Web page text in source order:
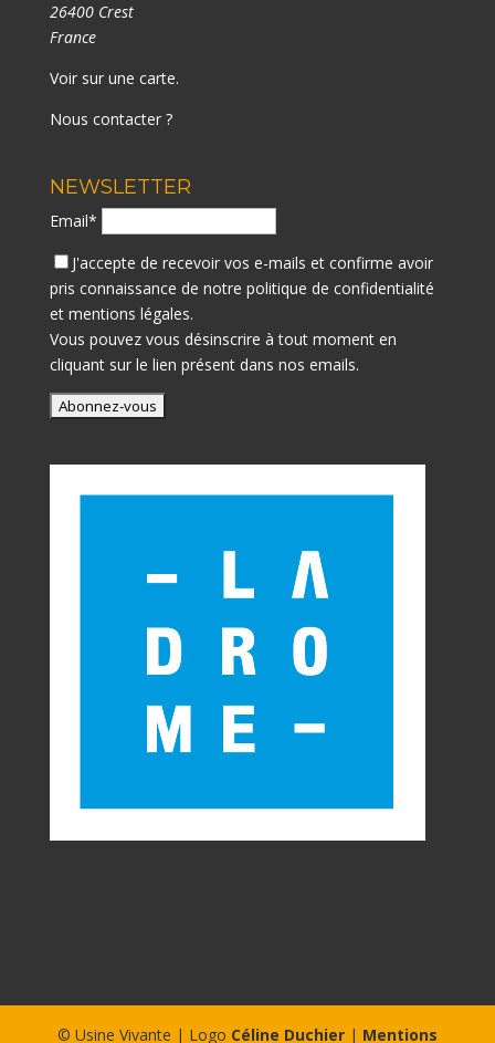
26400 Crest
France
Voir sur une carte.
Nous contacter ?
NEWSLETTER
Email*
J'accepte de recevoir vos e-mails et confirme avoir
pris connaissance de notre politique de confidentialité
et mentions légales.
Vous pouvez vous désinscrire à tout moment en
cliquant sur le lien présent dans nos emails.
© Usine Vivante | Logo Céline Duchier| Mentions